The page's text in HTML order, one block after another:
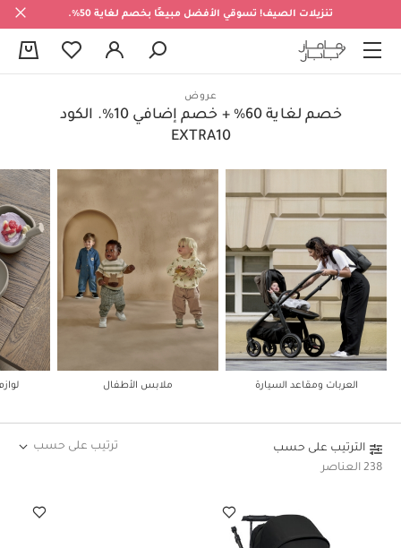
تنزيلات الصيف! تسوقي الأفضل مبيعًا بخصم لغاية 50%.
عروض
خصم لغاية 60% + خصم إضافي 10%. الكود
EXTRA10
العربات ومقاعد السيارة ملابس الأطفال
الترتيب على حسب
238 العناصر
ترتيب على حسب